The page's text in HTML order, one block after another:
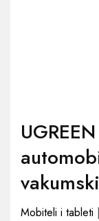
Mobiteli i tableti